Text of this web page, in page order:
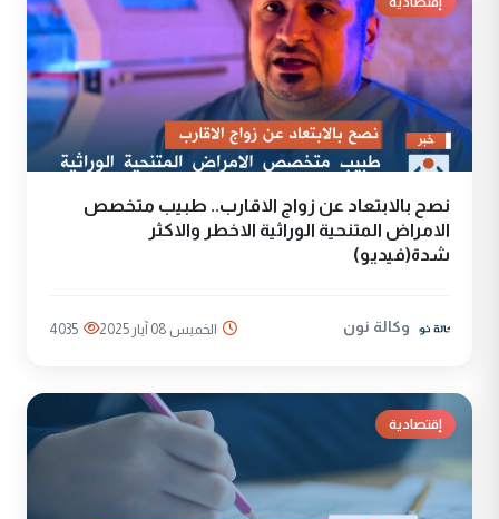
نصح بالابتعاد عن زواج الاقارب.. طبيب متخصص
الامراض المتنحية الوراثية الاخطر والاكثر
شدة(فيديو)
وكالة نون الخميس 08 آيار 2025 4035
إقتصادية